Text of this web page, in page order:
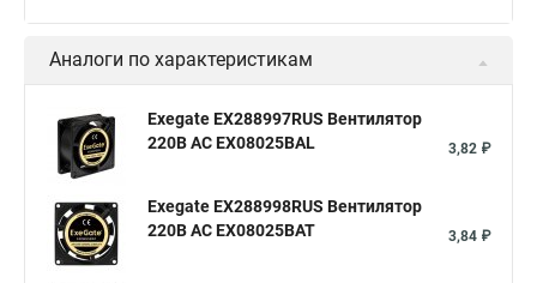
Аналоги по характеристикам
Exegate EX288997RUS Вентилятор
220В AC EX08025BAL
3,82 ₽
Exegate EX288998RUS Вентилятор
220В AC EX08025BAT
3,84 ₽